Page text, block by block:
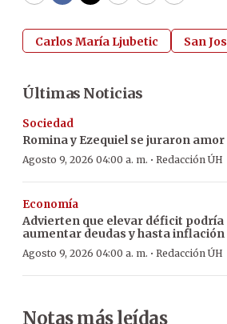
Carlos María Ljubetic San
Últimas Noticias
Sociedad
Romina y Ezequiel se juraron amor
Agosto 9, 2026 04:00 a. m. · Redacción ÚH
Economía
Advierten que elevar déficit podría
aumentar deudas y hasta inflación
Agosto 9, 2026 04:00 a. m. · Redacción ÚH
Notas más leídas